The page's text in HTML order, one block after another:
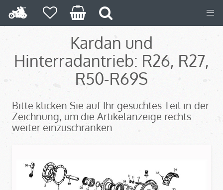
Kardan und
Hinterradantrieb: R26, R27,
R50-R69S
Bitte klicken Sie auf Ihr gesuchtes Teil in der
Zeichnung, um die Artikelanzeige rechts
weiter einzuschränken